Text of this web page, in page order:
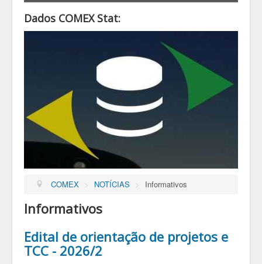
Dados COMEX Stat:
COMEX > NOTÍCIAS > Informativos
Informativos
Edital de orientação de projetos e
TCC - 2026/2